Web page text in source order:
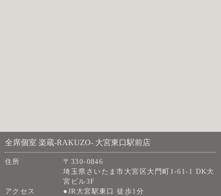
全席個室 楽蔵‐RAKUZO‐ 大宮東口駅前店
住所
〒330-0846
埼玉県さいたま市大宮区大門町1-61-1 DK大
宮ビル3F
アクセス
●JR大宮駅東口 徒歩1分